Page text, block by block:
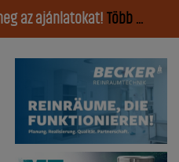
az ajánlatokat! Több ...